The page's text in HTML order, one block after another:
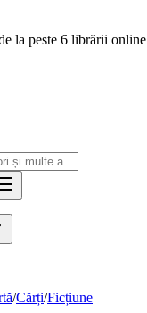
la peste 6 librării online
/Cărți/Ficțiune